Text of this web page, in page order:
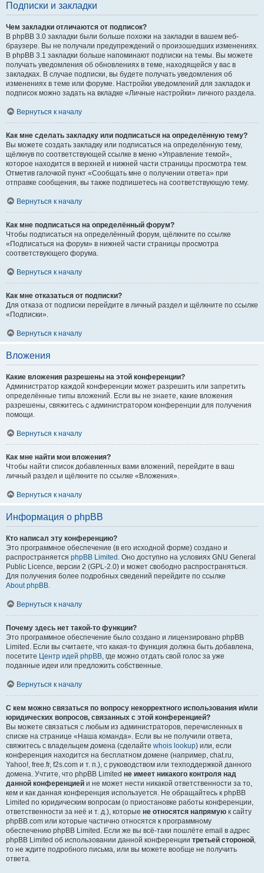
Подписки и закладки
Чем закладки отличаются от подписок?
В phpBB 3.0 закладки были больше похожи на закладки в вашем веб-
браузере. Вы не получали предупреждений о произошедших изменениях.
В phpBB 3.1 закладки больше напоминают подписки на темы. Вы можете
получать уведомления об обновлениях в теме, находящейся у вас в
закладках. В случае подписки, вы будете получать уведомления об
изменениях в теме или форуме. Настройки уведомлений для закладок и
подписок можно задать на вкладке «Личные настройки» личного раздела.
Вернуться к началу
Как мне сделать закладку или подписаться на определённую тему?
Вы можете создать закладку или подписаться на определённую тему,
щёлкнув по соответствующей ссылке в меню «Управление темой»,
которое находится в верхней и нижней части страницы просмотра тем.
Отметив галочкой пункт «Сообщать мне о получении ответа» при
отправке сообщения, вы также подпишетесь на соответствующую тему.
Вернуться к началу
Как мне подписаться на определённый форум?
Чтобы подписаться на определённый форум, щёлкните по ссылке
«Подписаться на форум» в нижней части страницы просмотра
соответствующего форума.
Вернуться к началу
Как мне отказаться от подписки?
Для отказа от подписки перейдите в личный раздел и щёлкните по ссылке
«Подписки».
Вернуться к началу
Вложения
Какие вложения разрешены на этой конференции?
Администратор каждой конференции может разрешить или запретить
определённые типы вложений. Если вы не знаете, какие вложения
разрешены, свяжитесь с администратором конференции для получения
помощи.
Вернуться к началу
Как мне найти мои вложения?
Чтобы найти список добавленных вами вложений, перейдите в ваш
личный раздел и щёлкните по ссылке «Вложения».
Вернуться к началу
Информация о phpBB
Кто написал эту конференцию?
Это программное обеспечение (в его исходной форме) создано и
распространяется phpBB Limited . Оно доступно на условиях GNU General
Public Licence, версии 2 (GPL-2.0) и может свободно распространяться.
Для получения более подробных сведений перейдите по ссылке
About phpBB.
Вернуться к началу
Почему здесь нет такой-то функции?
Это программное обеспечение было создано и лицензировано phpBB
Limited. Если вы считаете, что какая-то функция должна быть добавлена,
посетите Центр идей phpBB, где можно отдать свой голос за уже
поданные идеи или предложить собственные.
Вернуться к началу
С кем можно связаться по вопросу некорректного использования и/или
юридических вопросов, связанных с этой конференцией?
Вы можете связаться с любым из администраторов, перечисленных в
списке на странице «Наша команда». Если вы не получили ответа,
свяжитесь с владельцем домена (сделайте whois lookup) или, если
конференция находится на бесплатном домене (например, chat.ru,
Yahoo!, free.fr, f2s.com и т. п.), с руководством или техподдержкой данного
домена. Учтите, что phpBB Limited не имеет никакого контроля над
данной конференцией и не может нести никакой ответственности за то,
кем и как данная конференция используется. Не обращайтесь к phpBB
Limited по юридическим вопросам (о приостановке работы конференции,
ответственности за неё и т. д.), которые не относятся напрямую к сайту
phpBB.com или которые частично относятся к программному
обеспечению phpBB Limited. Если же вы всё-таки пошлёте email в адрес
phpBB Limited об использовании данной конференции третьей стороной,
то не ждите подробного письма, или вы можете вообще не получить
ответа.